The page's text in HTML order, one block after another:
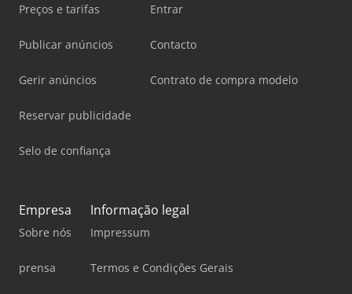
Preços e tarifas
Publicar anúncios
Gerir anúncios
Reservar publicidade
Selo de confiança
Entrar
Contacto
Contrato de compra modelo
Empresa
Sobre nós
prensa
Informação legal
Impressum
Termos e Condições Gerais